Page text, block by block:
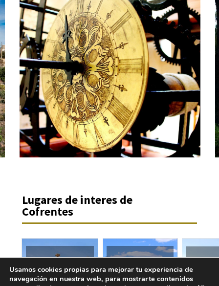
Lugares de interes de
Cofrentes
Balneario
Pesca
Usamos cookies propias para mejorar tu experiencia de
navegación en nuestra web, para mostrarte contenidos